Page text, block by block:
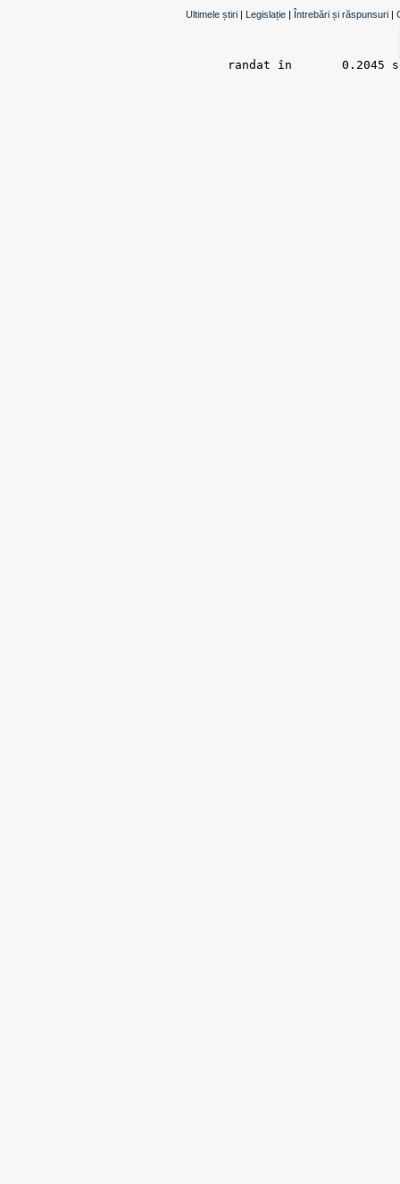
Ultimele știri | Legislație | Întrebări și răspunsuri |
randat în